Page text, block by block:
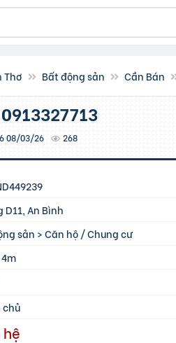
Thơ Bất động sản Cần Bán
0913327713
08/03/26 268
D11, An Bình
sản >Căn hộ / Chung cư
chủ